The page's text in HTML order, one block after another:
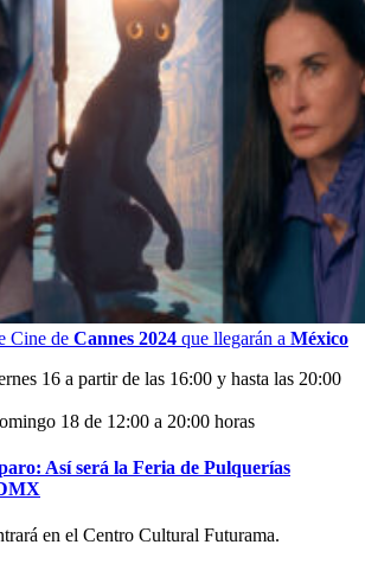
Cine de Cannes 2024 que llegarán a México
16 a partir de las 16:00 y hasta las 20:00
18 de 12:00 a 20:00 horas
Así será la Feria de Pulquerías
en el Centro Cultural Futurama.